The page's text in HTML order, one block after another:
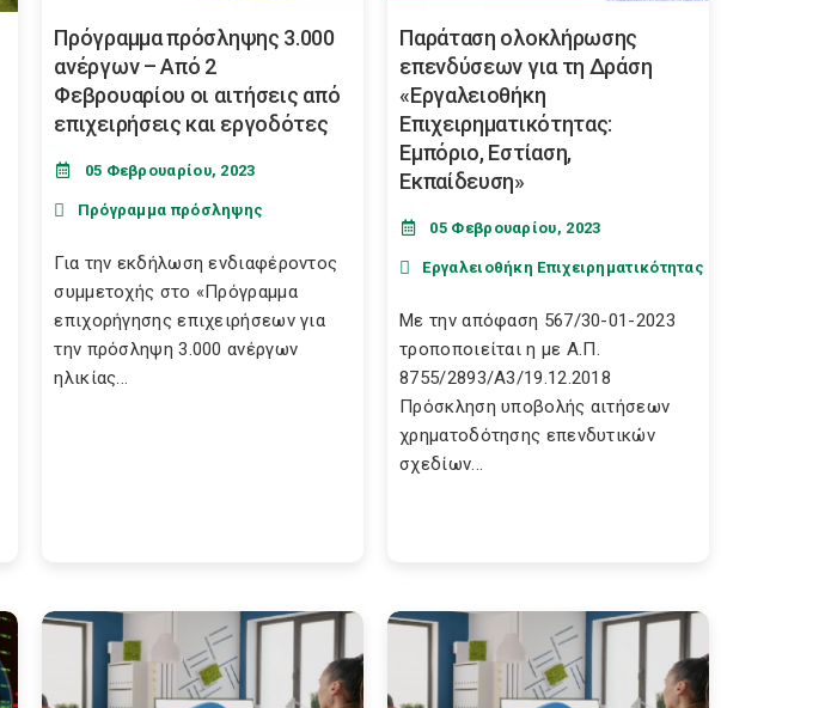
Πρόγραμμα πρόσληψης 3.000
ανέργων – Από 2
Φεβρουαρίου οι αιτήσεις από
επιχειρήσεις και εργοδότες
05 Φεβρουαρίου, 2023
Πρόγραμμα πρόσληψης
Για την εκδήλωση ενδιαφέροντος
συμμετοχής στο «Πρόγραμμα
επιχορήγησης επιχειρήσεων για
την πρόσληψη 3.000 ανέργων
ηλικίας...
Παράταση ολοκλήρωσης
επενδύσεων για τη Δράση
«Εργαλειοθήκη
Επιχειρηματικότητας:
Εμπόριο, Εστίαση,
Εκπαίδευση»
05 Φεβρουαρίου, 2023
Εργαλειοθήκη Επιχειρηματικότητας
Με την απόφαση 567/30-01-2023
τροποποιείται η με Α.Π.
8755/2893/Α3/19.12.2018
Πρόσκληση υποβολής αιτήσεων
χρηματοδότησης επενδυτικών
σχεδίων...